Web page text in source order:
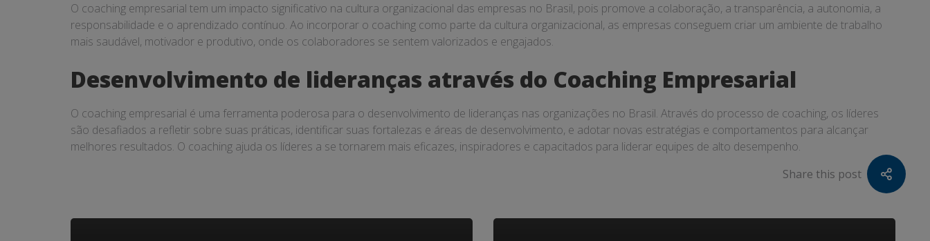
O coaching empresarial tem um impacto significativo na cultura organizacional das empresas no Brasil, pois promove a colaboração, a transparência, a autonomia, a
responsabilidade e o aprendizado contínuo. Ao incorporar o coaching como parte da cultura organizacional, as empresas conseguem criar um ambiente de trabalho
mais saudável, motivador e produtivo, onde os colaboradores se sentem valorizados e engajados.
Desenvolvimento de lideranças através do Coaching Empresarial
O coaching empresarial é uma ferramenta poderosa para o desenvolvimento de lideranças nas organizações no Brasil. Através do processo de coaching, os líderes
são desafiados a refletir sobre suas práticas, identificar suas fortalezas e áreas de desenvolvimento, e adotar novas estratégias e comportamentos para alcançar
melhores resultados. O coaching ajuda os líderes a se tornarem mais eficazes, inspiradores e capacitados para liderar equipes de alto desempenho.
Share this post